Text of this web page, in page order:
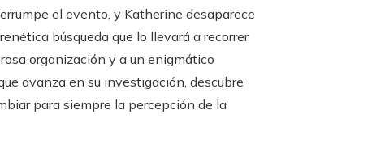
el evento, y Katherine desaparece
búsqueda que lo llevará a recorrer
organización y a un enigmático
avanza en su investigación, descubre
para siempre la percepción de la